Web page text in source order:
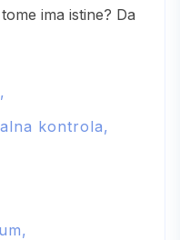
ima istine? Da
kontrola